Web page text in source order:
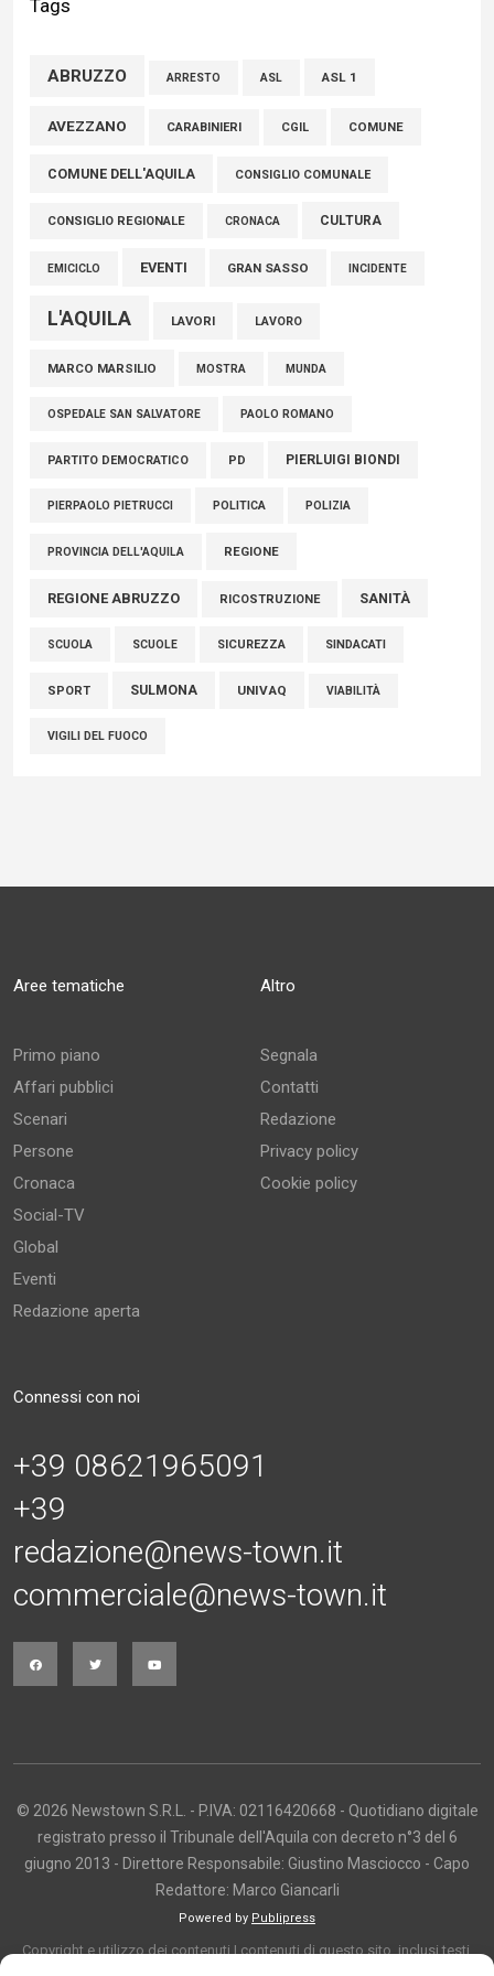
della comunità»
Marcinelle, Verrecchia (FdI): "Un minuto di raccoglimento in
connazionali tra cui molti abruzzesi"
06 Agosto 2026
Tags
ABRUZZO ARRESTO ASL ASL 1
AVEZZANO CARABINIERI CGIL COMUNE
COMUNE DELL'AQUILA CONSIGLIO COMUNALE
CONSIGLIO REGIONALE CRONACA CULTURA
EMICICLO EVENTI GRAN SASSO INCIDENTE
L'AQUILA LAVORI LAVORO
MARCO MARSILIO MOSTRA MUNDA
OSPEDALE SAN SALVATORE PAOLO ROMANO
PARTITO DEMOCRATICO PD PIERLUIGI BIONDI
PIERPAOLO PIETRUCCI POLITICA POLIZIA
PROVINCIA DELL'AQUILA REGIONE
REGIONE ABRUZZO RICOSTRUZIONE SANITÀ
SCUOLA SCUOLE SICUREZZA SINDACATI
SPORT SULMONA UNIVAQ VIABILITÀ
VIGILI DEL FUOCO
Aree tematiche
Primo piano
Affari pubblici
Scenari
Persone
Cronaca
Social-TV
Global
Eventi
Redazione aperta
Altro
Segnala
Contatti
Redazione
Privacy policy
Cookie policy
Connessi con noi
+39 08621965091
+39
redazione@news-town.it
commerciale@news-town.it
© 2026 Newstown S.R.L. - P.IVA: 02116420668 - Quotidiano digitale
registrato presso il Tribunale dell'Aquila con decreto n°3 del 6
giugno 2013 - Direttore Responsabile: Giustino Masciocco - Capo
Redattore: Marco Giancarli
Powered by Publipress
Copyright e utilizzo dei contenuti I contenuti di questo sito, inclusi testi,